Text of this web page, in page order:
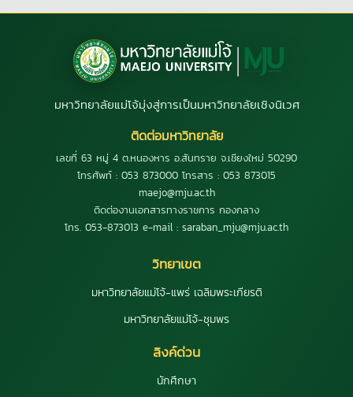
มหาวิทยาลัยแม่โจ้มุ่งสู่การเป็นมหาวิทยาลัยเชิงนิเวศ
ติดต่อมหาวิทยาลัย
เลขที่ 63 หมู่ 4 ต.หนองหาร อ.สันทราย จ.เชียงใหม่ 50290
โทรศัพท์ : 053 873000 โทรสาร : 053 873015
maejo@mju.ac.th
ติดต่องานเอกสารทางราชการ กองกลาง
โทร. 053-873013 e-mail : saraban_mju@mju.ac.th
วิทยาเขต
มหาวิทยาลัยแม่โจ้-แพร่ เฉลิมพระเกียรติ
มหาวิทยาลัยแม่โจ้-ชุมพร
ลิงค์ด่วน
นักศึกษา